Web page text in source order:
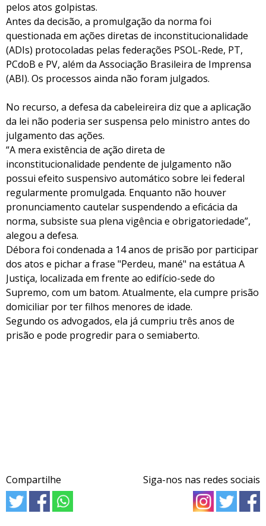
pelos atos golpistas.
Antes da decisão, a promulgação da norma foi
questionada em ações diretas de inconstitucionalidade
(ADIs) protocoladas pelas federações PSOL-Rede, PT,
PCdoB e PV, além da Associação Brasileira de Imprensa
(ABI). Os processos ainda não foram julgados.
No recurso, a defesa da cabeleireira diz que a aplicação
da lei não poderia ser suspensa pelo ministro antes do
julgamento das ações.
“A mera existência de ação direta de
inconstitucionalidade pendente de julgamento não
possui efeito suspensivo automático sobre lei federal
regularmente promulgada. Enquanto não houver
pronunciamento cautelar suspendendo a eficácia da
norma, subsiste sua plena vigência e obrigatoriedade”,
alegou a defesa.
Débora foi condenada a 14 anos de prisão por participar
dos atos e pichar a frase "Perdeu, mané" na estátua A
Justiça, localizada em frente ao edifício-sede do
Supremo, com um batom. Atualmente, ela cumpre prisão
domiciliar por ter filhos menores de idade.
Segundo os advogados, ela já cumpriu três anos de
prisão e pode progredir para o semiaberto.
Compartilhe Siga-nos nas redes sociais